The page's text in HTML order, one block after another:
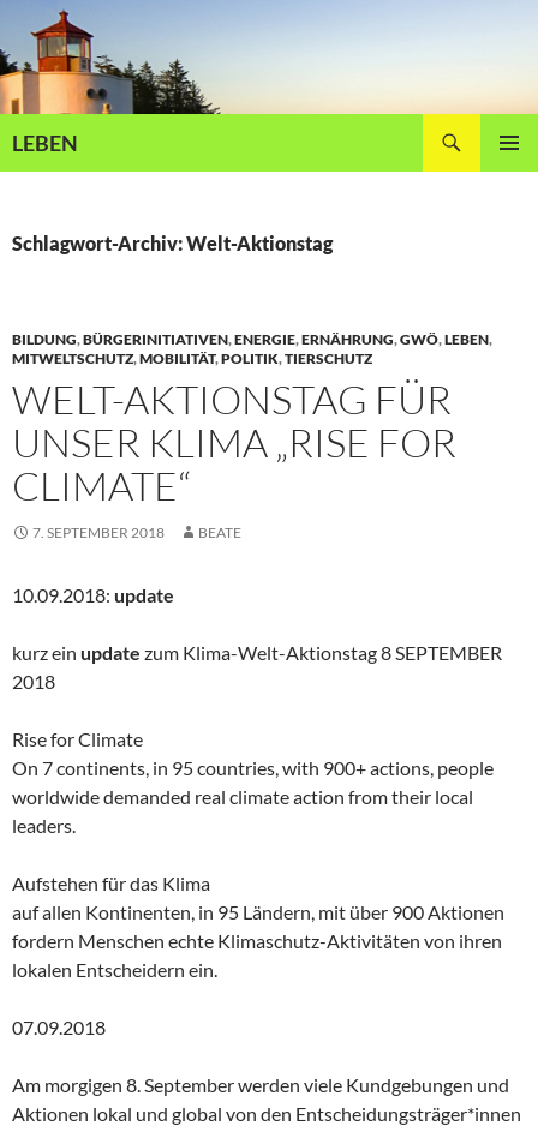
Inhalt
springen
LEBEN
Schlagwort-Archiv: Welt-Aktionstag
BILDUNG,BÜRGERINITIATIVEN,ENERGIE,ERNÄHRUNG,GWÖ,LEBEN,
MITWELTSCHUTZ,MOBILITÄT,POLITIK,TIERSCHUTZ
WELT-AKTIONSTAG FÜR
UNSER KLIMA „RISE FOR
CLIMATE“
7. SEPTEMBER 2018 BEATE
10.09.2018: update
kurz ein update zum Klima-Welt-Aktionstag 8 SEPTEMBER
2018
Rise for Climate
On 7 continents, in 95 countries, with 900+ actions, people
worldwide demanded real climate action from their local
leaders.
Aufstehen für das Klima
auf allen Kontinenten, in 95 Ländern, mit über 900 Aktionen
fordern Menschen echte Klimaschutz-Aktivitäten von ihren
lokalen Entscheidern ein.
07.09.2018
Am morgigen 8. September werden viele Kundgebungen und
Aktionen lokal und global von den Entscheidungsträger*innen